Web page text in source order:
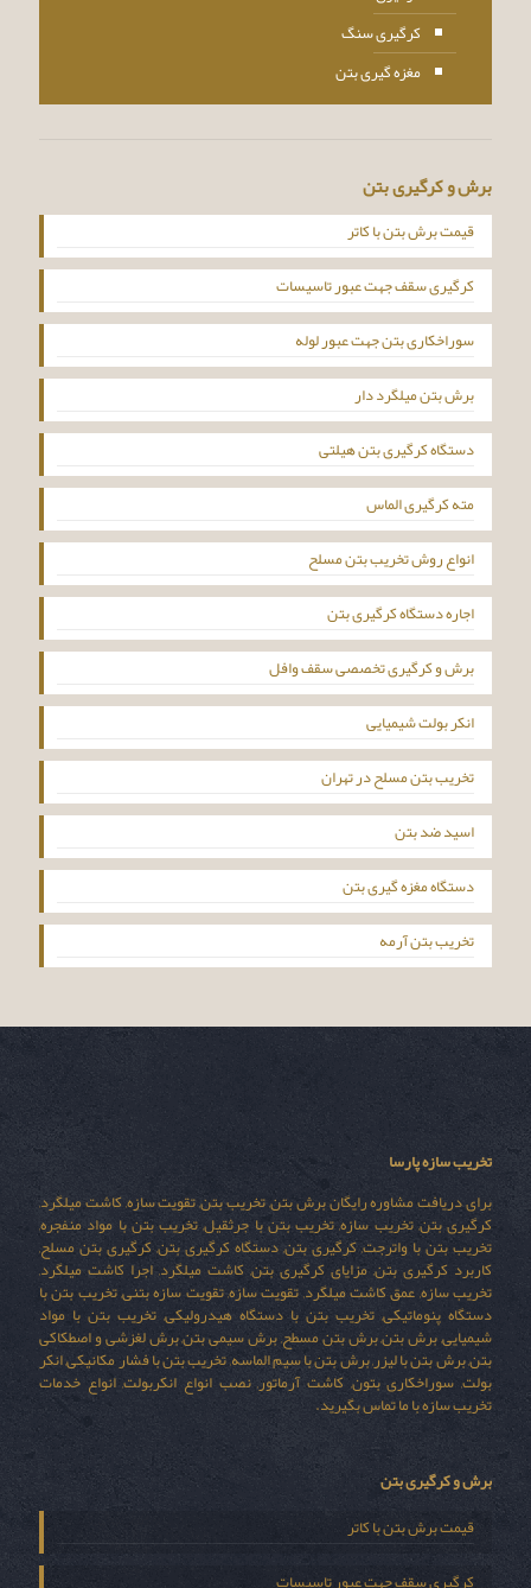
کرگیری سنگ
مغزه گیری بتن
برش و کرگیری بتن
قیمت برش بتن با کاتر
کرگیری سقف جهت عبور تاسیسات
سوراخکاری بتن جهت عبور لوله
برش بتن میلگرد دار
دستگاه کرگیری بتن هیلتی
مته کرگیری الماس
انواع روش تخریب بتن مسلح
اجاره دستگاه کرگیری بتن
برش و کرگیری تخصصی سقف وافل
انکر بولت شیمیایی
تخریب بتن مسلح در تهران
اسید ضد بتن
دستگاه مغزه گیری بتن
تخریب بتن آرمه
تخریب سازه پارسا
برای دریافت مشاوره رایگان برش بتن, تخریب بتن, تقویت سازه, کاشت میلگرد,
کرگیری بتن, تخریب سازه, تخریب بتن با جرثقیل, تخریب بتن با مواد منفجره,
تخریب بتن با واترجت, کرگیری بتن, دستگاه کرگیری بتن, کرگیری بتن مسلح,
کاربرد کرگیری بتن, مزایای کرگیری بتن, کاشت میلگرد, اجرا کاشت میلگرد,
تخریب سازه, عمق کاشت میلگرد, تقویت سازه, تقویت سازه بتنی, تخریب بتن با
دستگاه پنوماتیکی, تخریب بتن با دستگاه هیدرولیکی, تخریب بتن با مواد
شیمیایی, برش بتن, برش بتن مسطح, برش سیمی بتن, برش لغزشی و اصطکاکی
بتن, برش بتن با لیزر, برش بتن با سیم الماسه, تخریب بتن با فشار مکانیکی, انکر
بولت, سوراخکاری بتون, کاشت آرماتور, نصب انواع انکربولت, انواع خدمات
تخریب سازه با ما تماس بگیرید.
برش و کرگیری بتن
قیمت برش بتن با کاتر
کرگیری سقف جهت عبور تاسیسات